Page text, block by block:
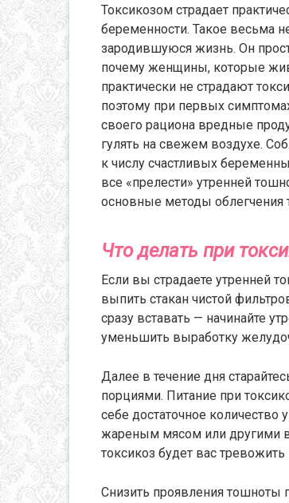
Токсикозом страдает
беременности. Такое весьма
зародившуюся жизнь. Он
почему женщины, которые
практически не страдают
поэтому при первых
своего рациона вредные
гулять на свежем воздухе.
к числу счастливых
все «прелести» утренней
основные методы облегчения
Что делать при
Если вы страдаете утренней
выпить стакан чистой
сразу вставать — начинайте
уменьшить выработку
Далее в течение дня
порциями. Питание при
себе достаточное
жареным мясом или другими
токсикоз будет вас тревожить
Снизить проявления тошноты